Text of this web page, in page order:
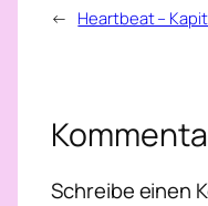
← Heartbeat –
Schreibe einen